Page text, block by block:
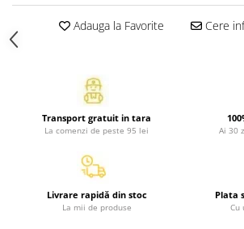
Literatura si fictiune
Povesti si povestiri
Dictionare si enciclopedii
Atlase
Dictionare de limba romana
Enciclopedii
Adauga la Favorite Cere
Transport gratuit in tara
La comenzi de peste 95 lei Ai 30
Livrare rapidă din stoc
La mii de produse
Plata
Cu